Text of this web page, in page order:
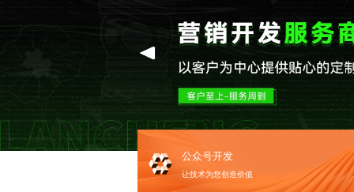
公众号开发
让技术为您创造价值